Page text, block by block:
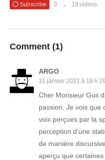
Subscribe
0 13 videos
Comment (1)
ARGO
31 janvier 2021 à 18 h
Cher Monsieur Gus
passion. Je vois que
voix perçues par la
perception d’une
de manière
aperçu que